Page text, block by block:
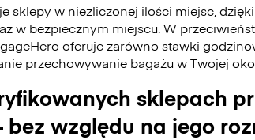
sklepy w niezliczonej ilości miejsc,
w bezpiecznym miejscu. W
oferuje zarówno stawki
przechowywanie bagażu w Twojej
sklepach
względu na jego